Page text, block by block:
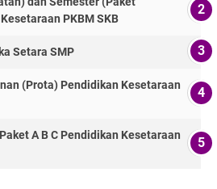
PKBM SKB
Setara SMP
(Prota) Pendidikan Kesetaraan
A B C Pendidikan Kesetaraan